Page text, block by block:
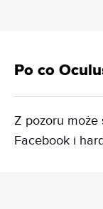
Po co
Z pozoru może
Facebook i